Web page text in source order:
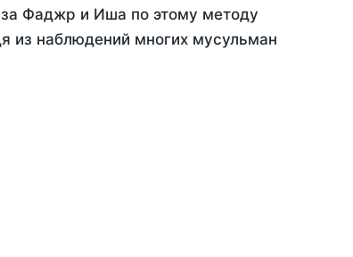
Фаджр и Иша по этому методу
из наблюдений многих мусульман